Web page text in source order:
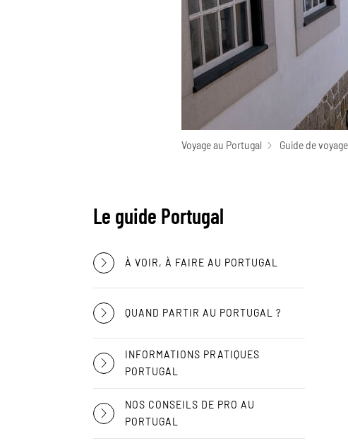
Voyage au Portugal Guide de
Le guide Portugal
À VOIR, À FAIRE AU PORTUGAL
QUAND PARTIR AU PORTUGAL ?
INFORMATIONS PRATIQUES
PORTUGAL
NOS CONSEILS DE PRO AU
PORTUGAL